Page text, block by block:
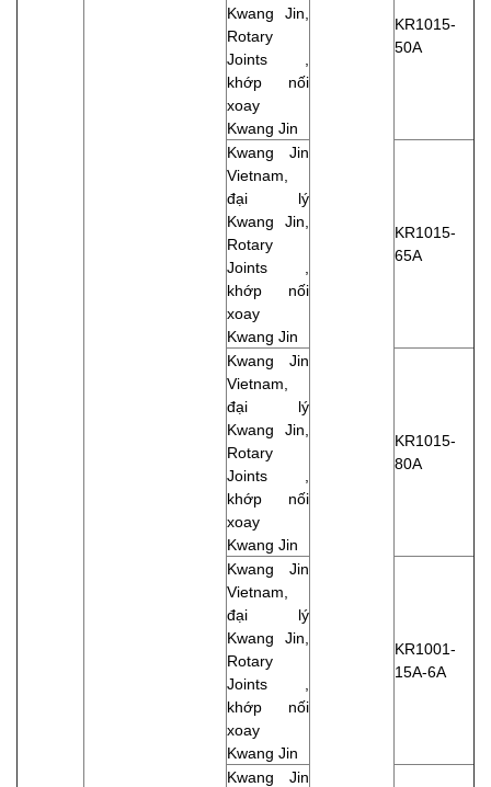
Kwang Jin,
Rotary
Joints ,
khớp nối
xoay
Kwang Jin
KR1015-
50A
Kwang Jin
Vietnam,
đại lý
Kwang Jin,
Rotary
Joints ,
khớp nối
xoay
Kwang Jin
KR1015-
65A
Kwang Jin
Vietnam,
đại lý
Kwang Jin,
Rotary
Joints ,
khớp nối
xoay
Kwang Jin
KR1015-
80A
Kwang Jin
Vietnam,
đại lý
Kwang Jin,
Rotary
Joints ,
khớp nối
xoay
Kwang Jin
KR1001-
15A-6A
Kwang Jin